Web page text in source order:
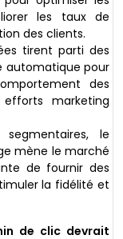
les taux de
des clients.
tirent parti des
automatique pour
des
marketing
le
mène le marché
de fournir des
la fidélité et
de clic devrait